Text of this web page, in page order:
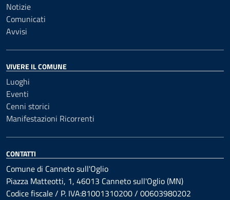
Notizie
Comunicati
Avvisi
VIVERE IL COMUNE
Luoghi
Eventi
Cenni storici
Manifestazioni Ricorrenti
CONTATTI
Comune di Canneto sull'Oglio
Piazza Matteotti, 1, 46013 Canneto sull'Oglio (MN)
Codice fiscale / P. IVA:81001310200 / 00603980202